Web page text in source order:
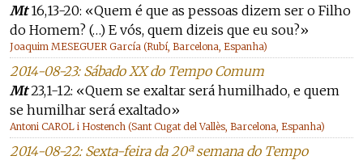
Mt16,13-20: «Quem é que as pessoas dizem ser o Filho
do Homem? (…) E vós, quem dizeis que eu sou?»
Joaquim MESEGUER García (Rubí, Barcelona, Espanha)
2014-08-23: Sábado XX do Tempo Comum
Mt23,1-12: «Quem se exaltar será humilhado, e quem
se humilhar será exaltado»
Antoni CAROL i Hostench (Sant Cugat del Vallès, Barcelona, Espanha)
2014-08-22: Sexta-feira da 20ª semana do Tempo